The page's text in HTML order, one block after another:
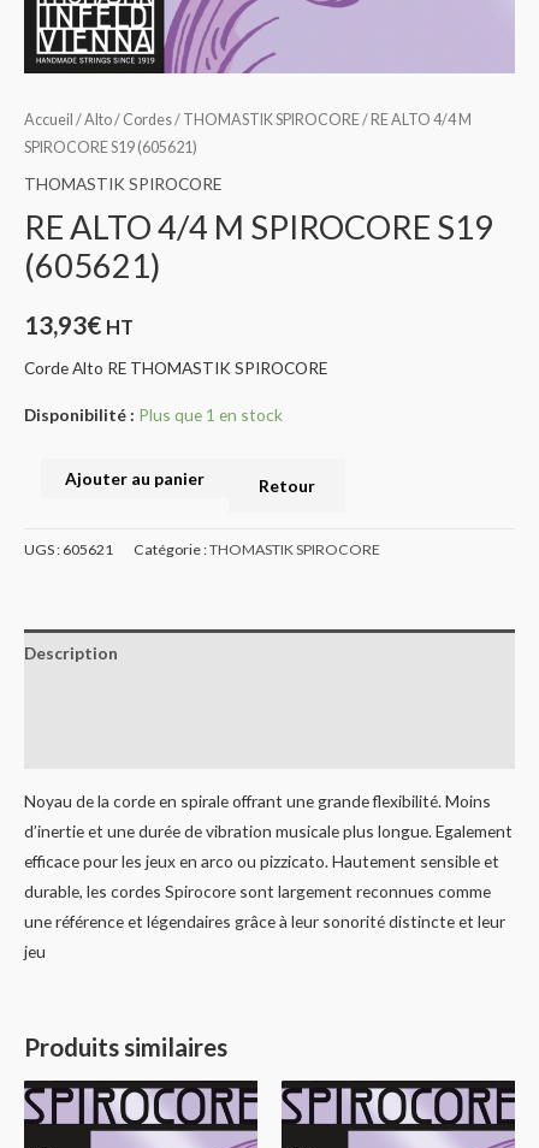
Accueil /Alto/ Cordes/ THOMASTIK SPIROCORE/ RE ALTO 4/4 M
SPIROCORE S19 (605621)
THOMASTIK SPIROCORE
RE ALTO 4/4 M SPIROCORE S19
(605621)
13,93€ HT
Corde Alto RE THOMASTIK SPIROCORE
Disponibilité : Plus que 1 en stock
Ajouter au panier Retour
UGS : 605621 Catégorie :THOMASTIK SPIROCORE
Description
Noyau de la corde en spirale offrant une grande flexibilité. Moins
d’inertie et une durée de vibration musicale plus longue. Egalement
efficace pour les jeux en arco ou pizzicato. Hautement sensible et
durable, les cordes Spirocore sont largement reconnues comme
une référence et légendaires grâce à leur sonorité distincte et leur
jeu
Produits similaires